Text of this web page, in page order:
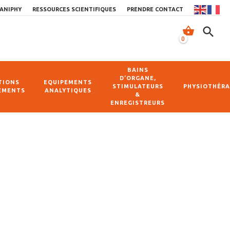
0
shopping_basket search
RESSOURCES SCIENTIFIQUES PRENDRE CONTACT
EQUIPEMENTS
ANALYTIQUES
BAINS
D’ORGANE,
STIMULATEURS
&
ENREGISTREURS